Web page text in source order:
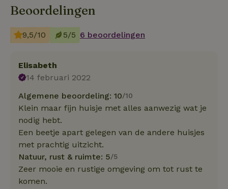
Beoordelingen
9,5/10 5/5 6 beoordelingen
Elisabeth
14 februari 2022
Algemene beoordeling: 10/10
Klein maar fijn huisje met alles aanwezig wat je
nodig hebt.
Een beetje apart gelegen van de andere huisjes
met prachtig uitzicht.
Natuur, rust & ruimte: 5/5
Zeer mooie en rustige omgeving om tot rust te
komen.